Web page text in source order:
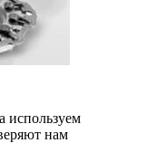
используем
нам